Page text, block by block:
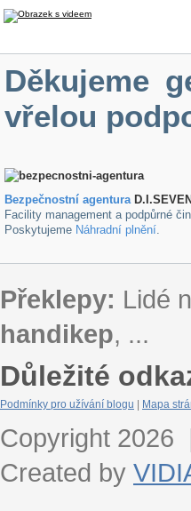
Děkujeme
vřelou
Bezpečnostní agentura
Facility management a podpůrné
Poskytujeme Náhradní plnění.
Překlepy: Lidé
handikep, ...
Důležité
Podmínky pro užívání blogu Mapa
Copyright 2026
Created by